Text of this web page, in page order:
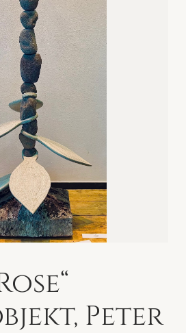
Peter